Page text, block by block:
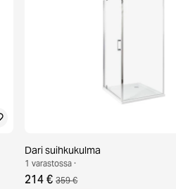
Dari suihkukulma
1 varastossa ·
214 € 359 €